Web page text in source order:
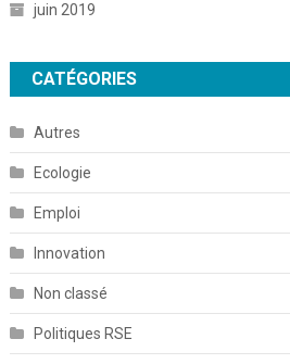
juin 2019
CATÉGORIES
Autres
Ecologie
Emploi
Innovation
Non classé
Politiques RSE